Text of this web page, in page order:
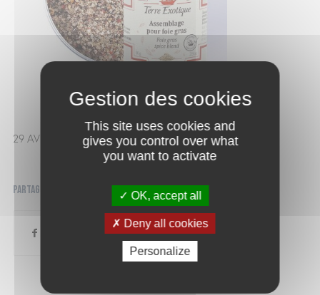
29 AVRIL 2025
Partager cette publication
This site uses cookies and
gives you control over what
you want to activate
OK, accept all
Deny all cookies
Personalize